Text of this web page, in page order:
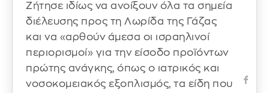
Ζήτησε ιδίως να ανοίξουν όλα τα σημεία
διέλευσης προς τη Λωρίδα της Γάζας
και να «αρθούν άμεσα οι ισραηλινοί
περιορισμοί» για την είσοδο προϊόντων
πρώτης ανάγκης, όπως ο ιατρικός και
νοσοκομειακός εξοπλισμός, τα είδη που